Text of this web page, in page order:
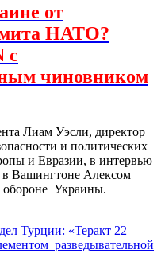
от
НАТО?
с
чиновником
Лиам Уэсли, директор
и политических
и Евразии, в интервью
Вашингтоне Алексом
Украины.